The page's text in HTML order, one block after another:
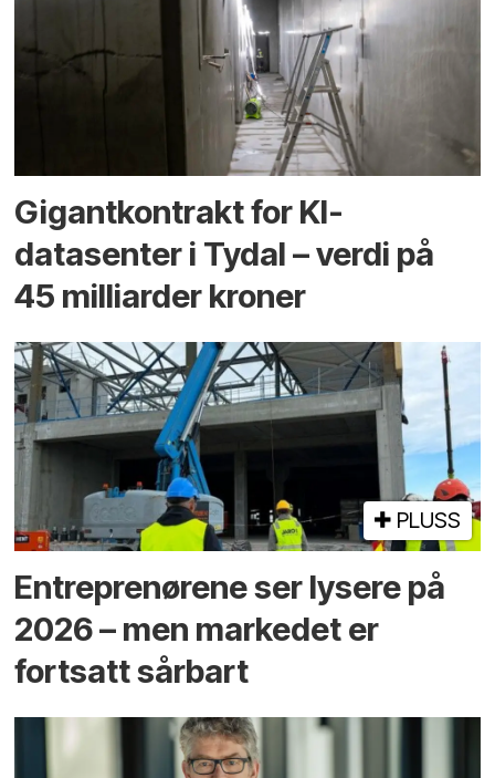
Gigantkontrakt for KI-
datasenter i Tydal – verdi på
45 milliarder kroner
PLUSS
Entreprenørene ser lysere på
2026 – men markedet er
fortsatt sårbart